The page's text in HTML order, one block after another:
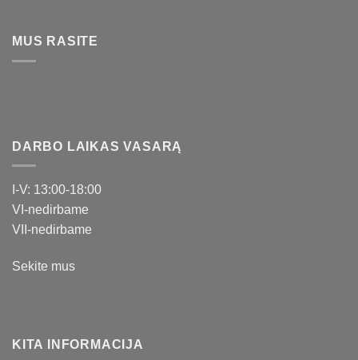
MUS RASITE
DARBO LAIKAS VASARĄ
I-V: 13:00-18:00
VI-nedirbame
VII-nedirbame
Sekite mus
KITA INFORMACIJA